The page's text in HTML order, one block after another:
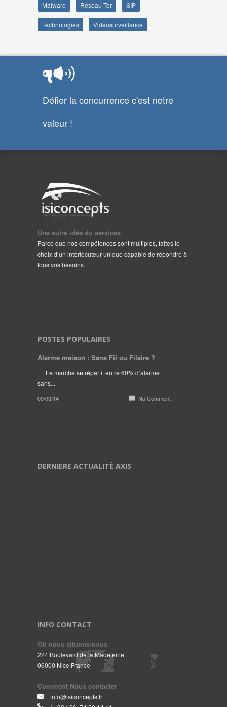
Malware Réseau Tor SIP
Technologies Vidéosurveillance
Défier la concurrence c'est notre
valeur !
Une autre idée du services
Parce que nos compétences sont multiples, faites le
choix d’un interlocuteur unique capable de répondre à
tous vos besoins.
POSTES POPULAIRES
Alarme maison : Sans Fil ou Filaire ?
Le marché se répartit entre 60% d’alarme
sans...
09/03/14 No Comment
DERNIERE ACTUALITÉ AXIS
INFO CONTACT
Où nous situons-nous
224 Boulevard de la Madeleine
06000 Nice France
Comment Nous contacter
info@isiconcepts.fr